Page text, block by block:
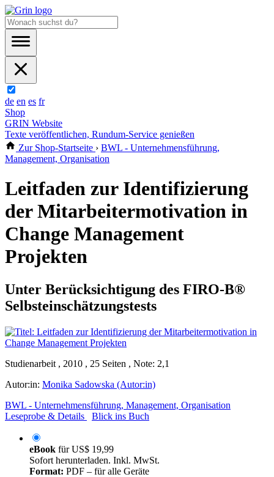
de en es fr
Shop
GRIN Website
Texte veröffentlichen, Rundum-Service genießen
Zur Shop-Startseite › BWL - Unternehmensführung,
Management, Organisation
Leitfaden zur Identifizierung
der Mitarbeitermotivation in
Change Management
Projekten
Unter Berücksichtigung des FIRO-B®
Selbsteinschätzungstests
Studienarbeit , 2010 , 25 Seiten , Note: 2,1
Autor:in: Monika Sadowska (Autor:in)
BWL - Unternehmensführung, Management, Organisation
Leseprobe & Details
Blick ins Buch
eBook fürUS$ 19,99
Sofort herunterladen. Inkl. MwSt.
Format: PDF – für alle Geräte